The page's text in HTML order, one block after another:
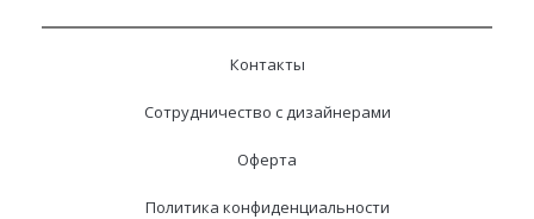
Контакты
Сотрудничество с дизайнерами
Оферта
Политика конфиденциальности